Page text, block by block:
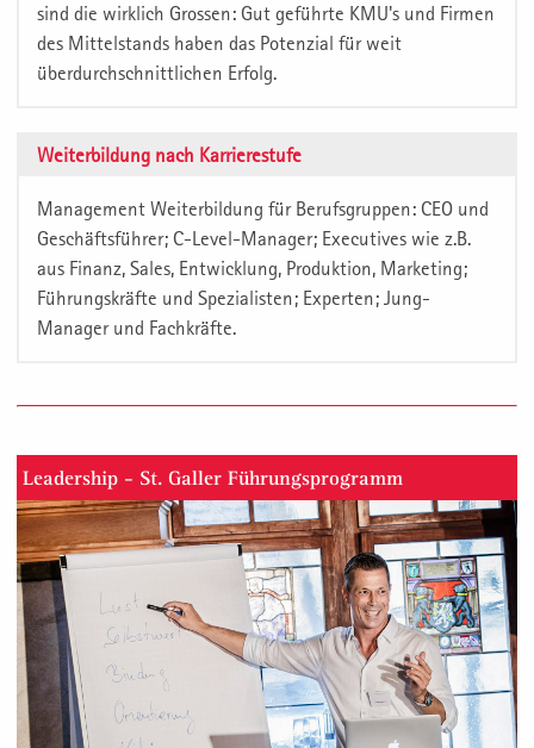
sind die wirklich Grossen: Gut geführte KMU's und Firmen
des Mittelstands haben das Potenzial für weit
überdurchschnittlichen Erfolg.
Weiterbildung nach Karrierestufe
Management Weiterbildung für Berufsgruppen: CEO und
Geschäftsführer; C-Level-Manager; Executives wie z.B.
aus Finanz, Sales, Entwicklung, Produktion, Marketing;
Führungskräfte und Spezialisten; Experten; Jung-
Manager und Fachkräfte.
Leadership - St. Galler Führungsprogramm